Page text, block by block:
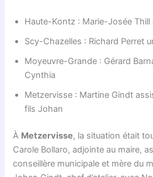
Haute-Kontz : Marie-Josée Thill
Scy-Chazelles : Richard Perret
Moyeuvre-Grande : Gérard
Cynthia
Metzervisse : Martine Gindt
fils Johan
À Metzervisse, la situation était
Carole Bollaro, adjointe au maire,
conseillère municipale et mère du